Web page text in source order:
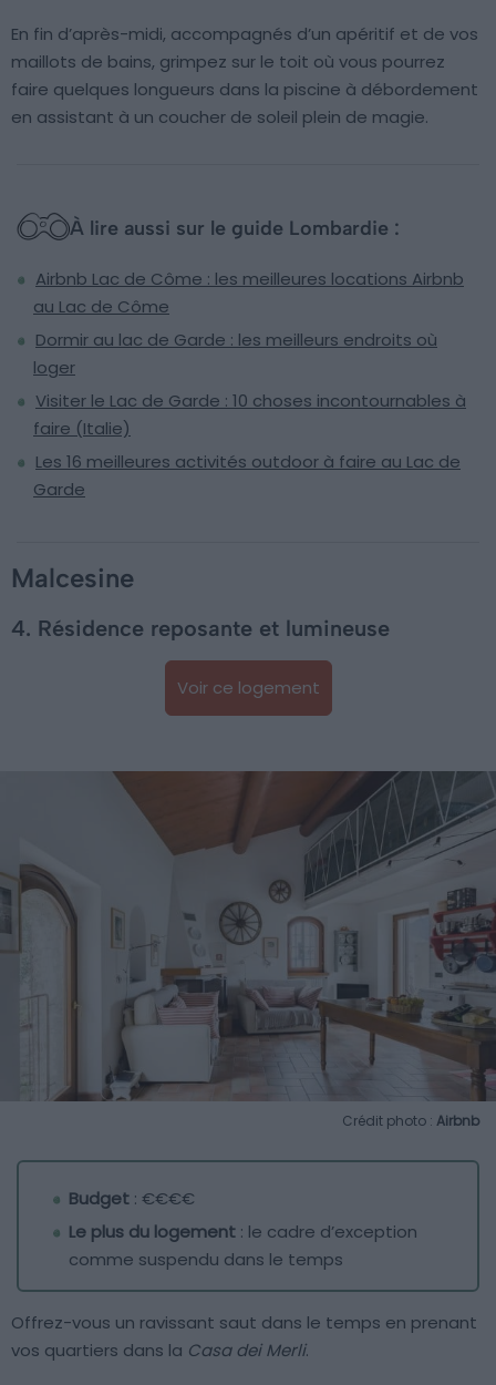
En fin d’après-midi, accompagnés d’un apéritif et de vos
maillots de bains, grimpez sur le toit où vous pourrez
faire quelques longueurs dans la piscine à débordement
en assistant à un coucher de soleil plein de magie.
À lire aussi sur le guide Lombardie :
Airbnb Lac de Côme : les meilleures locations Airbnb
au Lac de Côme
Dormir au lac de Garde : les meilleurs endroits où
loger
Visiter le Lac de Garde : 10 choses incontournables à
faire (Italie)
Les 16 meilleures activités outdoor à faire au Lac de
Garde
Malcesine
4. Résidence reposante et lumineuse
Voir ce logement
Crédit photo : Airbnb
Budget : €€€€
Le plus du logement : le cadre d’exception
comme suspendu dans le temps
Offrez-vous un ravissant saut dans le temps en prenant
vos quartiers dans la Casa dei Merli.